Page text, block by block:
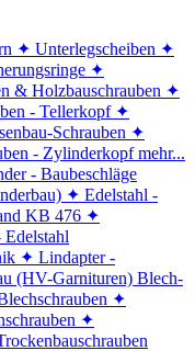
✦ Unterlegscheiben ✦
✦
& Holzbauschrauben ✦
- Tellerkopf ✦
Schrauben ✦
- Zylinderkopf mehr...
- Baubeschläge
✦ Edelstahl -
KB 476 ✦
✦ Lindapter -
(HV-Garnituren) Blech-
✦
✦